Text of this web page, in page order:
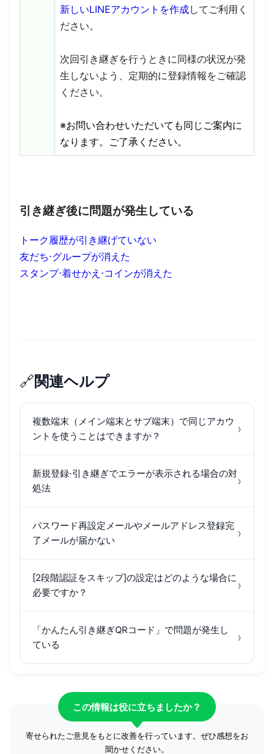
新しいLINEアカウントを作成してご利用く
ださい。
次回引き継ぎを行うときに同様の状況が発
生しないよう、定期的に登録情報をご確認
ください。
※お問い合わせいただいても同じご案内に
なります。ご了承ください。
引き継ぎ後に問題が発生している
トーク履歴が引き継げていない
友だち⋅グループが消えた
スタンプ⋅着せかえ⋅コインが消えた
🔗関連ヘルプ
複数端末（メイン端末とサブ端末）で同じアカウ
ントを使うことはできますか？
›
新規登録⋅引き継ぎでエラーが表示される場合の対
処法
›
パスワード再設定メールやメールアドレス登録完
了メールが届かない
›
[2段階認証をスキップ]の設定はどのような場合に
必要ですか？
›
「かんたん引き継ぎQRコード」で問題が発生し
ている
›
この情報は役に立ちましたか？
寄せられたご意見をもとに改善を行っています。ぜひ感想をお
聞かせください。